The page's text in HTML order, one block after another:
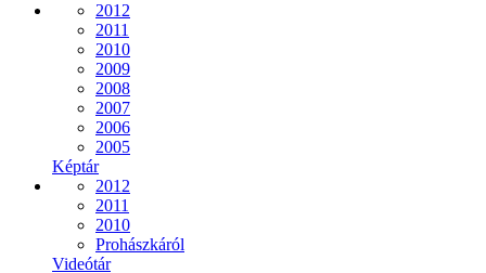
2012
2011
2010
2009
2008
2007
2006
2005
Képtár
2012
2011
2010
Prohászkáról
Videótár